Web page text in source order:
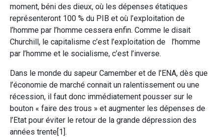
moment, béni des dieux, où les dépenses étatiques
représenteront 100 % du PIB et où l’exploitation de
l’homme par l’homme cessera enfin. Comme le disait
Churchill, le capitalisme c’est l’exploitation de l’homme
par l’homme et le socialisme, c’est l’inverse.
Dans le monde du sapeur Camember et de l’ENA, dès que
l’économie de marché connait un ralentissement ou une
récession, il faut donc immédiatement pousser sur le
bouton « faire des trous » et augmenter les dépenses de
l’Etat pour éviter le retour de la grande dépression des
années trente[1].